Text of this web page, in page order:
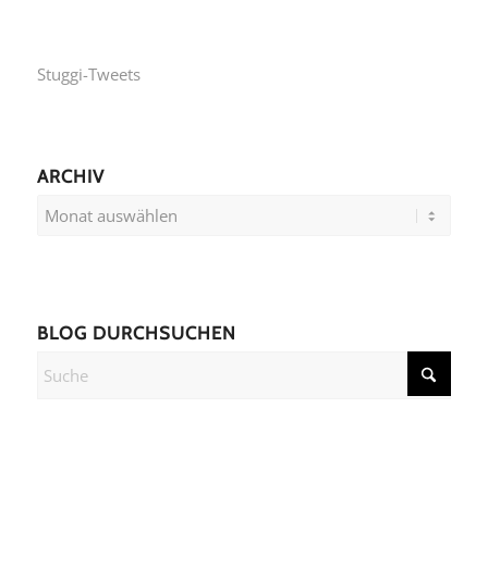
Stuggi-Tweets
ARCHIV
BLOG DURCHSUCHEN